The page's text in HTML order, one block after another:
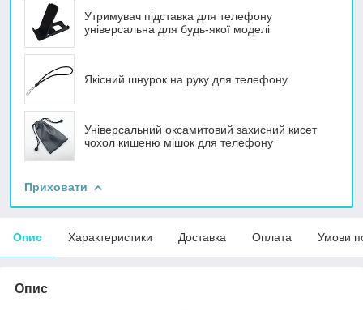
Утримувач підставка для телефону
універсальна для будь-якої моделі
Якісний шнурок на руку для телефону
Універсальний оксамитовий захисний кисет
чохол кишеню мішок для телефону
Приховати
Опис Характеристики Доставка Оплата Умови
Опис